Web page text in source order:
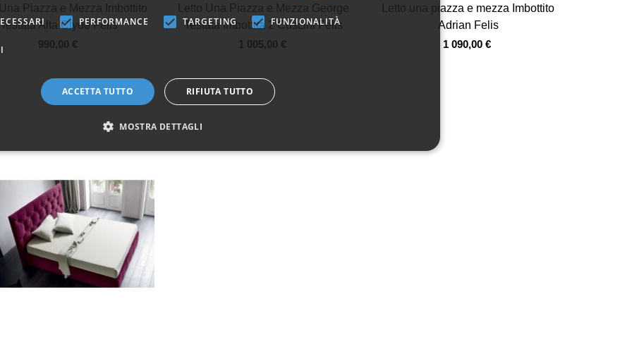
Vista veloce
Piazza e Mezza Imbottito
Testata Alta Clyde Felis
990,00 €
Vista veloce
Letto Una Piazza e Mezza George
Testata Imbottita 2 Cuscini Felis
1 005,00 €
Vista veloce
Letto una piazza e mezza Imbottito
Adrian Felis
1 090,00 €
PERFORMANCE TARGETING FUNZIONALITÀ
ACCETTA TUTTO RIFIUTA TUTTO
MOSTRA DETTAGLI